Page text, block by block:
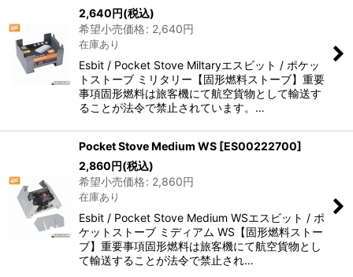
2,640円(税込)
希望小売価格: 2,640円
在庫あり
Esbit / Pocket Stove Miltaryエスビット / ポケッ
トストーブ ミリタリー【固形燃料ストーブ】重要
事項固形燃料は旅客機にて航空貨物として輸送す
ることが法令で禁止されています。…
Pocket Stove Medium WS [ES00222700]
2,860円(税込)
希望小売価格: 2,860円
在庫あり
Esbit / Pocket Stove Medium WSエスビット / ポ
ケットストーブ ミディアム WS【固形燃料ストー
ブ】重要事項固形燃料は旅客機にて航空貨物とし
て輸送することが法令で禁止され…